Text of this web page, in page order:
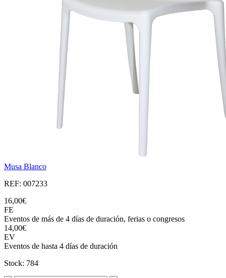
Musa Blanco
REF: 007233
16,00€
FE
Eventos de más de 4 días de duración, ferias o congresos
14,00€
EV
Eventos de hasta 4 días de duración
Stock: 784